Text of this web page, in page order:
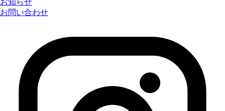
お知らせ
お問い合わせ